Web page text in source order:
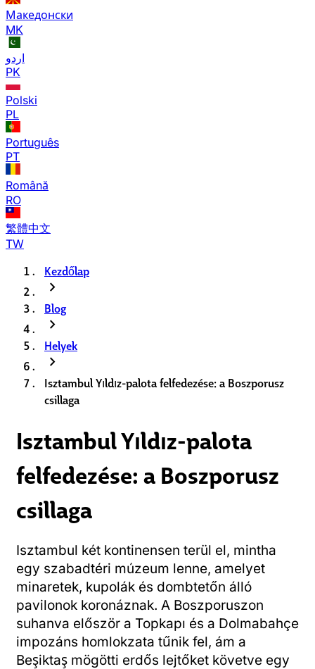
Македонски
MK
اردو
PK
Polski
PL
Português
PT
Română
RO
繁體中文
TW
Kezdőlap
chevron_right
Blog
chevron_right
Helyek
chevron_right
Isztambul Yıldız-palota felfedezése: a Boszporusz
csillaga
Isztambul Yıldız-palota
felfedezése: a Boszporusz
csillaga
Isztambul két kontinensen terül el, mintha
egy szabadtéri múzeum lenne, amelyet
minaretek, kupolák és dombtetőn álló
pavilonok koronáznak. A Boszporuszon
suhanva először a Topkapı és a Dolmabahçe
impozáns homlokzata tűnik fel, ám a
Beşiktaş mögötti erdős lejtőket követve egy